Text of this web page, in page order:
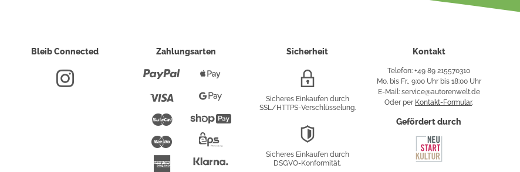
Bleib Connected Zahlungsarten
Paypal
Mastercard
Maestro
American
Pay
PayShopify
Überweisung
Sicherheit
Verschlüsselung
Sicheres Einkaufen durch
SSL/HTTPS-Verschlüsselung.
Sicheres Einkaufen durch
DSGVO-Konformität.
Kontakt
Telefon: +49 89 215570310
Mo. bis Fr., 9:00 Uhr bis 18:00 Uhr
E-Mail: service@autorenwelt.de
Oder per Kontakt-Formular.
Gefördert durch